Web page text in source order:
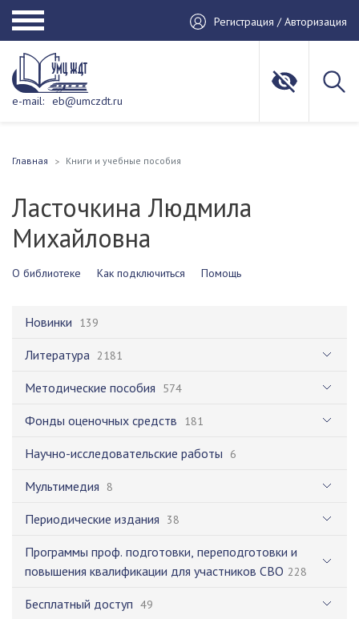
Регистрация / Авторизация
e-mail: eb@umczdt.ru
Главная Книги и учебные пособия
Ласточкина Людмила
Михайловна
О библиотеке Как подключиться Помощь
Новинки 139
Литература 2181
Методические пособия 574
Фонды оценочных средств 181
Научно-исследовательские работы 6
Мультимедия 8
Периодические издания 38
Программы проф. подготовки, переподготовки и
повышения квалификации для участников СВО 228
Бесплатный доступ 49